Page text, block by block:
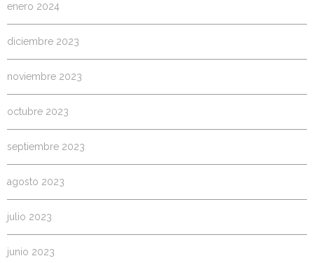
enero 2024
diciembre 2023
noviembre 2023
octubre 2023
septiembre 2023
agosto 2023
julio 2023
junio 2023